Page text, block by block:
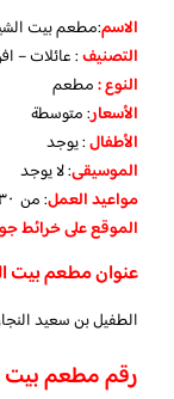
الاسم:مطعم بيت
التصنيف: عائلات –
النوع :مطعم
الأسعار:متوسطة
الأطفال:يوجد
الموسيقى:لا يوجد
مواعيد العمل: من ٦:٣٠م–١٢:٠٠ص،
الموقع على خرائط
عنوان مطعم بيت
الطفيل بن سعيد
رقم مطعم بيت